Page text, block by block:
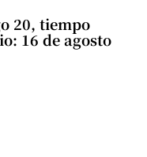
20, tiempo
16 de agosto